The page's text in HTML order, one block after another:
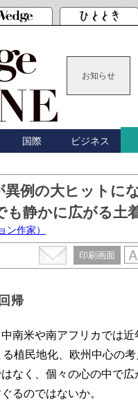
お知らせ
国際 ビジネス
異例の大ヒットに
も静かに広がる土
ン作家）
印刷画面
帰
南米や南アフリカでは
植民地化、欧州中心の
なく、個々の心の中で
るのではないか。